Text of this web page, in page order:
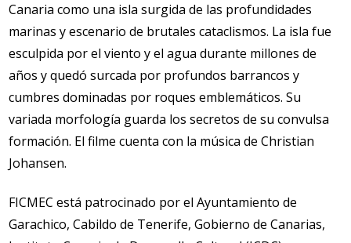
Canaria como una isla surgida de las profundidades
marinas y escenario de brutales cataclismos. La isla fue
esculpida por el viento y el agua durante millones de
años y quedó surcada por profundos barrancos y
cumbres dominadas por roques emblemáticos. Su
variada morfología guarda los secretos de su convulsa
formación. El filme cuenta con la música de Christian
Johansen.
FICMEC está patrocinado por el Ayuntamiento de
Garachico, Cabildo de Tenerife, Gobierno de Canarias,